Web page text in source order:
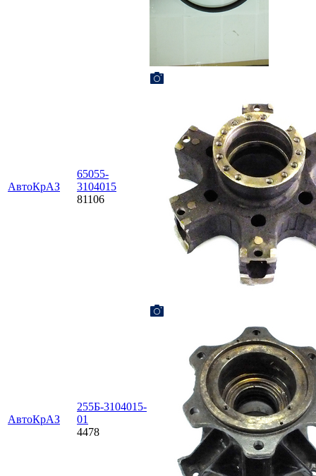
АвтоКрАЗ
65055-
3104015
81106
АвтоКрАЗ
255Б-3104015-
01
4478